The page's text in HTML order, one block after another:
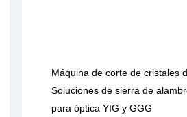
Máquina de corte de cristales
Soluciones de sierra de
para óptica YIG y GGG